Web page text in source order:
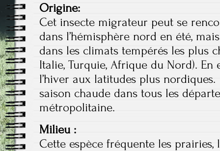
Origine:
Cet insecte migrateur peut se
dans l’hémisphère nord en été,
dans les climats tempérés les plus
Italie, Turquie, Afrique du Nord).
l’hiver aux latitudes plus
saison chaude dans tous les
métropolitaine.
Milieu :
Cette espèce fréquente les prairies,